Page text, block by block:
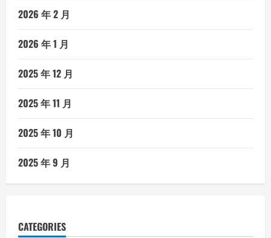
2026 年 2 月
2026 年 1 月
2025 年 12 月
2025 年 11 月
2025 年 10 月
2025 年 9 月
CATEGORIES